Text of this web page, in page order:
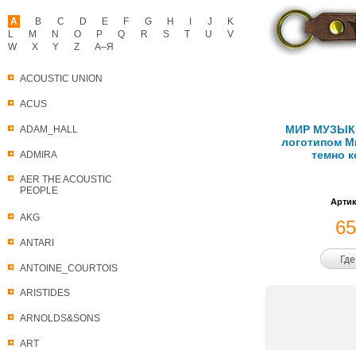
A
ACOUSTIC UNION
ACUS
ADAM_HALL
ADMIRA
AER THE ACOUSTIC
PEOPLE
AKG
ANTARI
ANTOINE_COURTOIS
ARISTIDES
ARNOLDS&SONS
ART
B C D E F G H J
K
L
M N O P Q R S T U
V
W
X Y Z А–Я
МИР
логотипом
темно